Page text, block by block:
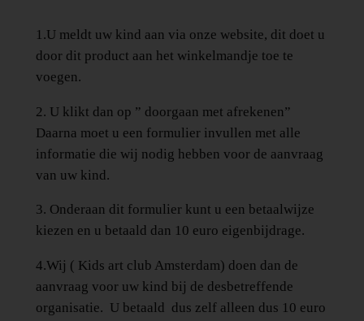
1.U meldt uw kind aan via onze website, dit doet u
door dit product aan het winkelmandje toe te
voegen.
2. U klikt dan op ” doorgaan met afrekenen”
Daarna moet u een formulier invullen met alle
informatie die wij nodig hebben voor de aanvraag
van uw kind.
3. Onderaan dit formulier kunt u een betaalwijze
kiezen en u betaald dan 10 euro eigenbijdrage.
4.Wij ( Kids art club Amsterdam) doen dan de
aanvraag voor uw kind bij de desbetreffende
organisatie. U betaald dus zelf alleen dus 10 euro